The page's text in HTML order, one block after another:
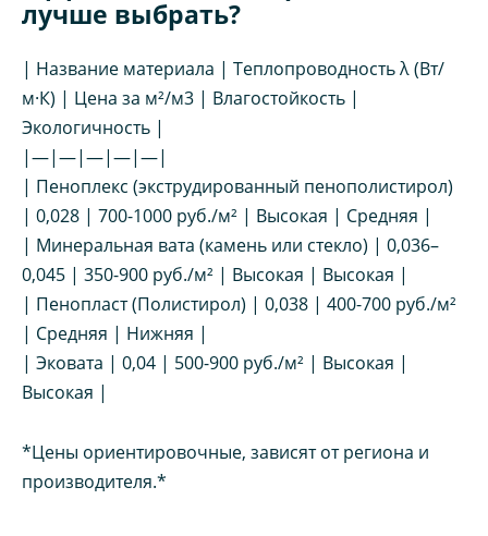
лучше выбрать?
| Название материала | Теплопроводность λ (Вт/
м·К) | Цена за м²/м3 | Влагостойкость |
Экологичность |
|—|—|—|—|—|
| Пеноплекс (экструдированный пенополистирол)
| 0,028 | 700-1000 руб./м² | Высокая | Средняя |
| Минеральная вата (камень или стекло) | 0,036–
0,045 | 350-900 руб./м² | Высокая | Высокая |
| Пенопласт (Полистирол) | 0,038 | 400-700 руб./м²
| Средняя | Нижняя |
| Эковата | 0,04 | 500-900 руб./м² | Высокая |
Высокая |
*Цены ориентировочные, зависят от региона и
производителя.*